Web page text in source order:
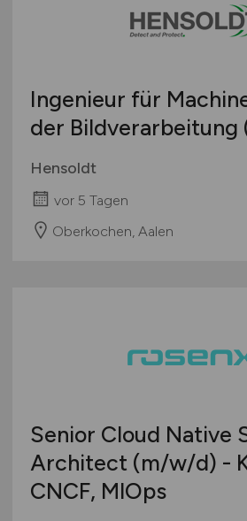
Ingenieur für
der Bildverarbeitung
Hensoldt
vor 5 Tagen
Oberkochen, Aalen
Senior Cloud Native
Architect (m/w/d) -
CNCF, MlOps